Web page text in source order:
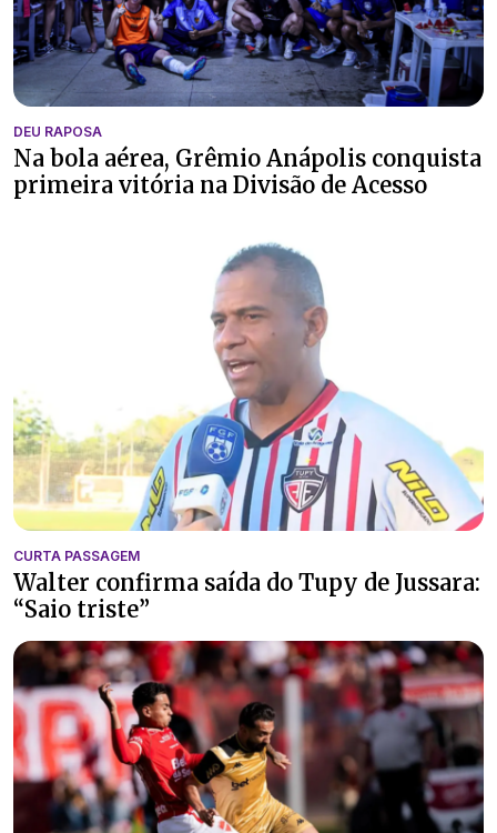
DEU RAPOSA
Na bola aérea, Grêmio Anápolis conquista
primeira vitória na Divisão de Acesso
CURTA PASSAGEM
Walter confirma saída do Tupy de Jussara:
“Saio triste”